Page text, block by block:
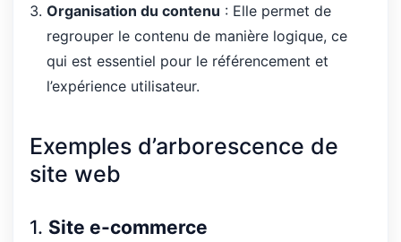
Organisation du contenu : Elle permet de
regrouper le contenu de manière logique, ce
qui est essentiel pour le référencement et
l’expérience utilisateur.
Exemples d’arborescence de
site web
1. Site e-commerce